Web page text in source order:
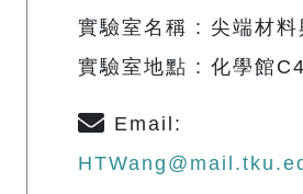
實驗室名稱 : 尖端材料
實驗室地點 : 化學館
Email: